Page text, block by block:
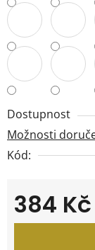
Dostupnost
Možnosti
Kód:
384 Kč
Měrná cena: